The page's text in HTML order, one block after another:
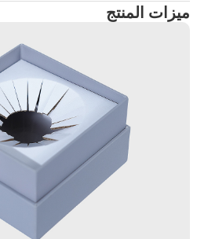
المنتج